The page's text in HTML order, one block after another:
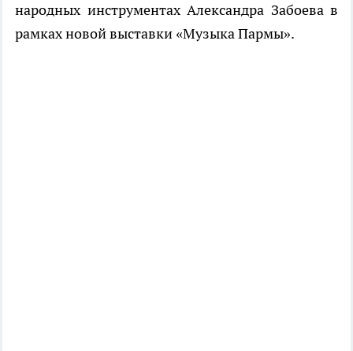
народных инструментах Александра Забоева в
рамках новой выставки «Музыка Пармы».